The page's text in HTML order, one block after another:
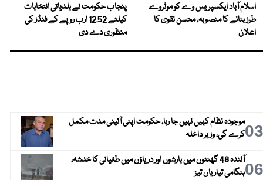
اسلام آباد ایکسپریس وے کو موٹروے
طرز بنانے کا منصوبہ، محسن نقوی کا
اعلان
پنجاب حکومت نے بلدیاتی انتخابات
کیلئے 12.52 ارب روپے کے فنڈز کی
منظوری دے دی
03موجودہ نظام کہیں نہیں جا رہا، حکومت اپنی آئینی مدت مکمل
کرے گی، وزیر داخلہ
06
آئندہ 48 گھنٹوں میں بارشوں اور دریاؤں میں طغیانی کا خدشہ،
ہنگامی تیاریاں تیز